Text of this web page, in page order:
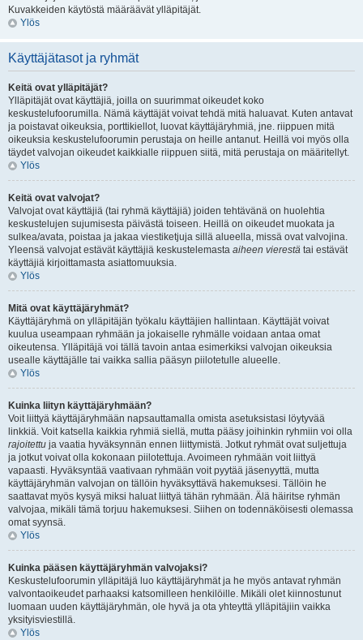
Kuvakkeiden käytöstä määräävät ylläpitäjät.
Ylös
Käyttäjätasot ja ryhmät
Keitä ovat ylläpitäjät?
Ylläpitäjät ovat käyttäjiä, joilla on suurimmat oikeudet koko
keskustelufoorumilla. Nämä käyttäjät voivat tehdä mitä haluavat. Kuten antavat
ja poistavat oikeuksia, porttikiellot, luovat käyttäjäryhmiä, jne. riippuen mitä
oikeuksia keskustelufoorumin perustaja on heille antanut. Heillä voi myös olla
täydet valvojan oikeudet kaikkialle riippuen siitä, mitä perustaja on määritellyt.
Ylös
Keitä ovat valvojat?
Valvojat ovat käyttäjiä (tai ryhmä käyttäjiä) joiden tehtävänä on huolehtia
keskustelujen sujumisesta päivästä toiseen. Heillä on oikeudet muokata ja
sulkea/avata, poistaa ja jakaa viestiketjuja sillä alueella, missä ovat valvojina.
Yleensä valvojat estävät käyttäjiä keskustelemasta aiheen vierestä tai estävät
käyttäjiä kirjoittamasta asiattomuuksia.
Ylös
Mitä ovat käyttäjäryhmät?
Käyttäjäryhmä on ylläpitäjän työkalu käyttäjien hallintaan. Käyttäjät voivat
kuulua useampaan ryhmään ja jokaiselle ryhmälle voidaan antaa omat
oikeutensa. Ylläpitäjä voi tällä tavoin antaa esimerkiksi valvojan oikeuksia
usealle käyttäjälle tai vaikka sallia pääsyn piilotetulle alueelle.
Ylös
Kuinka liityn käyttäjäryhmään?
Voit liittyä käyttäjäryhmään napsauttamalla omista asetuksistasi löytyvää
linkkiä. Voit katsella kaikkia ryhmiä siellä, mutta pääsy joihinkin ryhmiin voi olla
rajoitettu ja vaatia hyväksynnän ennen liittymistä. Jotkut ryhmät ovat suljettuja
ja jotkut voivat olla kokonaan piilotettuja. Avoimeen ryhmään voit liittyä
vapaasti. Hyväksyntää vaativaan ryhmään voit pyytää jäsenyyttä, mutta
käyttäjäryhmän valvojan on tällöin hyväksyttävä hakemuksesi. Tällöin he
saattavat myös kysyä miksi haluat liittyä tähän ryhmään. Älä häiritse ryhmän
valvojaa, mikäli tämä torjuu hakemuksesi. Siihen on todennäköisesti olemassa
omat syynsä.
Ylös
Kuinka pääsen käyttäjäryhmän valvojaksi?
Keskustelufoorumin ylläpitäjä luo käyttäjäryhmät ja he myös antavat ryhmän
valvontaoikeudet parhaaksi katsomilleen henkilöille. Mikäli olet kiinnostunut
luomaan uuden käyttäjäryhmän, ole hyvä ja ota yhteyttä ylläpitäjiin vaikka
yksityisviestillä.
Ylös